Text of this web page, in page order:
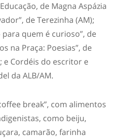
de Magna Aspázia
de Terezinha (AM);
quem é curioso”, de
na Praça: Poesias”, de
e Cordéis do escritor e
da ALB/AM.
break”, com alimentos
como beiju,
camarão, farinha